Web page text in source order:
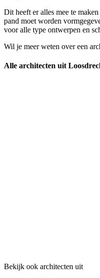
Dit heeft er alles mee te
pand moet worden
voor alle type ontwerpen en
Wil je meer weten over een
Alle architecten uit
Bekijk ook architecten uit